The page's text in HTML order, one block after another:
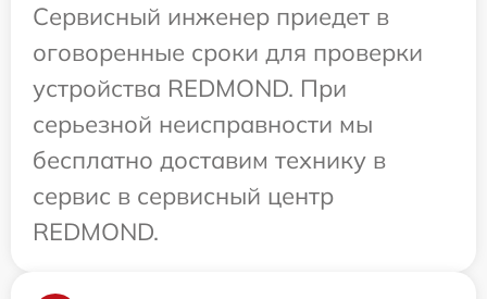
Сервисный инженер приедет в
оговоренные сроки для проверки
устройства REDMOND. При
серьезной неисправности мы
бесплатно доставим технику в
сервис в сервисный центр
REDMOND.